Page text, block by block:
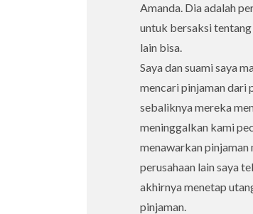
Amanda. Dia adalah
untuk bersaksi
lain bisa.
Saya dan suami saya
mencari pinjaman dari
sebaliknya mereka
meninggalkan kami
menawarkan
perusahaan lain saya
akhirnya menetap
pinjaman.